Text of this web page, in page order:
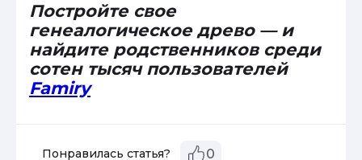
Постройте свое
генеалогическое древо — и
найдите родственников среди
сотен тысяч пользователей
Famiry
Понравилась статья? 0